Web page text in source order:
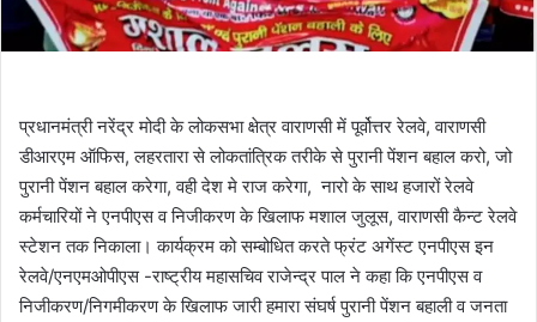
प्रधानमंत्री नरेंद्र मोदी के लोकसभा क्षेत्र वाराणसी में पूर्वोत्तर रेलवे, वाराणसी
डीआरएम ऑफिस, लहरतारा से लोकतांत्रिक तरीके से पुरानी पेंशन बहाल करो, जो
पुरानी पेंशन बहाल करेगा, वही देश मे राज करेगा, नारो के साथ हजारों रेलवे
कर्मचारियों ने एनपीएस व निजीकरण के खिलाफ मशाल जुलूस, वाराणसी कैन्ट रेलवे
स्टेशन तक निकाला। कार्यक्रम को सम्बोधित करते फ्रंट अगेंस्ट एनपीएस इन
रेलवे/एनएमओपीएस -राष्ट्रीय महासचिव राजेन्द्र पाल ने कहा कि एनपीएस व
निजीकरण/निगमीकरण के खिलाफ जारी हमारा संघर्ष पुरानी पेंशन बहाली व जनता